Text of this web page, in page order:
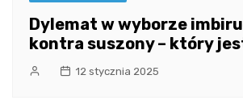
Dylemat w wyborze
kontra suszony – który
12 stycznia 2025